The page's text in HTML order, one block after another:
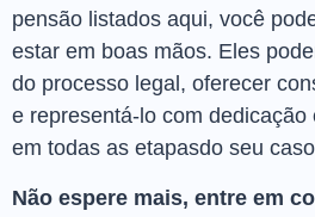
pensão listados aqui, você
estar em boas mãos. Eles
do processo legal, oferecer
e representá-lo com
em todas as etapasdo seu
Não espere mais, entre em